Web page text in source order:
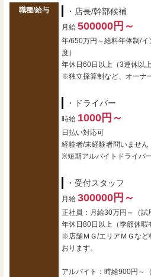
職種/給与 ・店長/幹部候補
月給 500000円～
年/650万円～給料年俸制/イ
度）
年休日60日以上（3連休以上
※独立採算制など、オーナ
・ドライバー
時給 1000円～
日払い対応可
経験者/未経験者問いません
※短期アルバイトドライバ
・受付スタッフ
月給 300000円～
正社員：月給30万円～（試
年休日80日以上（季節休暇
※店舗ＭＧ/エリアＭＧなど
おります。
アルバイト：時給900円～